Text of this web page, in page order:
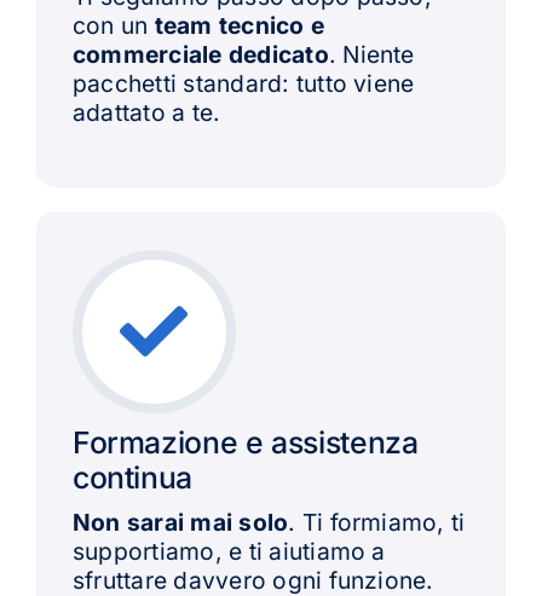
con un team tecnico e
commerciale dedicato. Niente
pacchetti standard: tutto viene
adattato a te.
Formazione e assistenza
continua
Non sarai mai solo. Ti formiamo, ti
supportiamo, e ti aiutiamo a
sfruttare davvero ogni funzione.